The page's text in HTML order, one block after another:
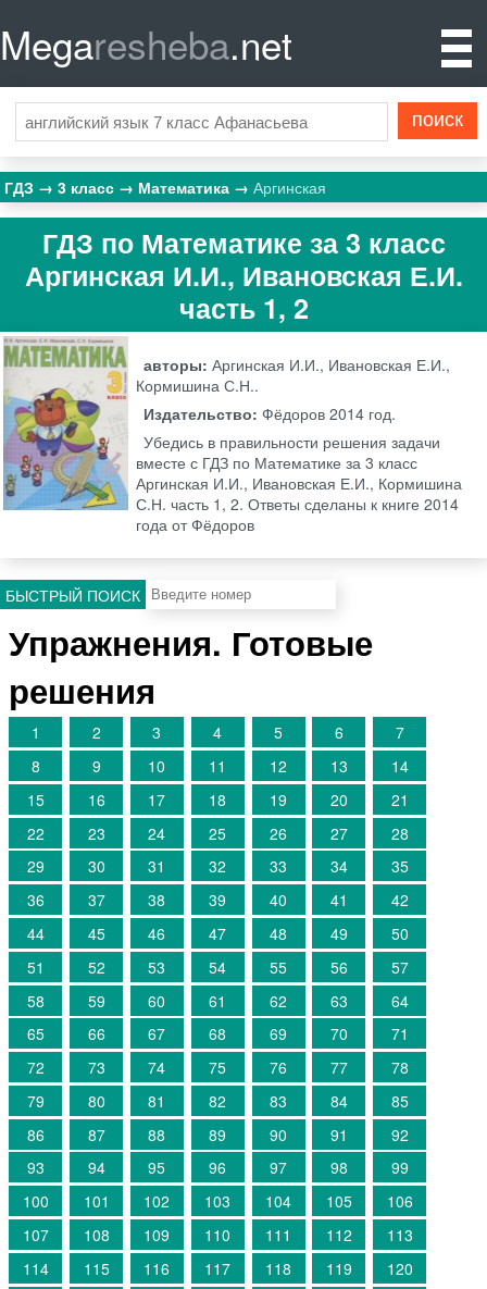
Megaresheba.net
ГДЗ 3 класс Математика Аргинская
ГДЗ по Математике за 3 класс
Аргинская И.И., Ивановская Е.И.
часть 1, 2
авторы:Аргинская И.И., Ивановская Е.И.,
Кормишина С.Н..
Издательство:Фёдоров 2014 год.
Убедись в правильности решения задачи
вместе с ГДЗ по Математике за 3 класс
Аргинская И.И., Ивановская Е.И., Кормишина
С.Н. часть 1, 2. Ответы сделаны к книге 2014
года от Фёдоров
БЫСТРЫЙ ПОИСК
Упражнения. Готовые
решения
1 2 3 4 5 6
7
8
9 10 11 12 13
14
15
16 17 18 19 20
21
22
23 24 25 26 27
28
29
30 31 32 33 34
35
36
37 38 39 40 41
42
44
45 46 47 48 49
50
51
52 53 54 55 56
57
58
59 60 61 62 63
64
65
66 67 68 69 70
71
72
73 74 75 76 77
78
79
80 81 82 83 84
85
86
87 88 89 90 91
92
93
94 95 96 97 98
99
100
101 102 103 104 105
106
107
108 109 110 111 112
113
114
115 116 117 118 119
120